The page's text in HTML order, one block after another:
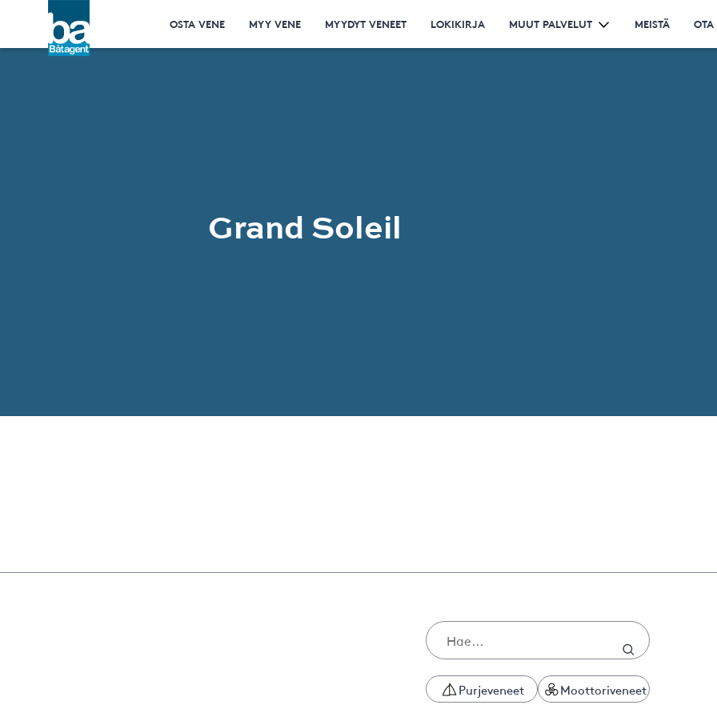
OSTA VENE MYY VENE MYYDYT VENEET LOKIKIRJA MUUT PALVELUT MEISTÄ OTA
Grand Soleil
Purjeveneet Moottoriveneet